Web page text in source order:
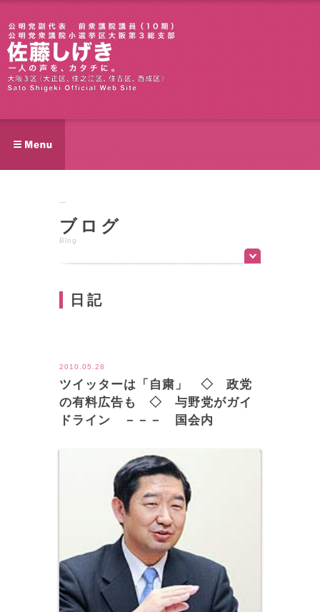
ブログ
Blog
日記
2010.05.28
ツイッターは「自粛」 ◇ 政党
の有料広告も ◇ 与野党がガイ
ドライン －－－ 国会内